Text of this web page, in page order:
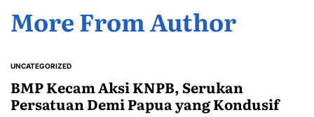
More From Author
POSTED
UNCATEGORIZED
BMP Kecam Aksi KNPB, Serukan
Persatuan Demi Papua yang Kondusif